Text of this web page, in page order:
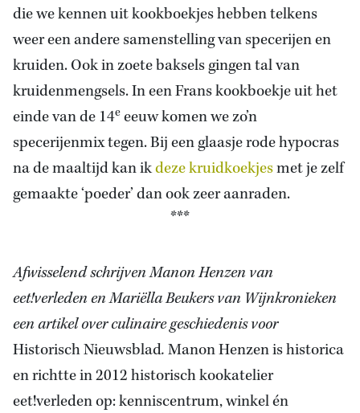
die we kennen uit kookboekjes hebben telkens
weer een andere samenstelling van specerijen en
kruiden. Ook in zoete baksels gingen tal van
kruidenmengsels. In een Frans kookboekje uit het
einde van de 14e eeuw komen we zo’n
specerijenmix tegen. Bij een glaasje rode hypocras
na de maaltijd kan ikdeze kruidkoekjesmet je zelf
gemaakte ‘poeder’ dan ook zeer aanraden.
***
Afwisselend schrijven Manon Henzen van
eet!verleden en Mariëlla Beukers van Wijnkronieken
een artikel over culinaire geschiedenis voor
Historisch Nieuwsblad.Manon Henzen is historica
en richtte in 2012 historisch kookatelier
eet!verleden op: kenniscentrum, winkel én